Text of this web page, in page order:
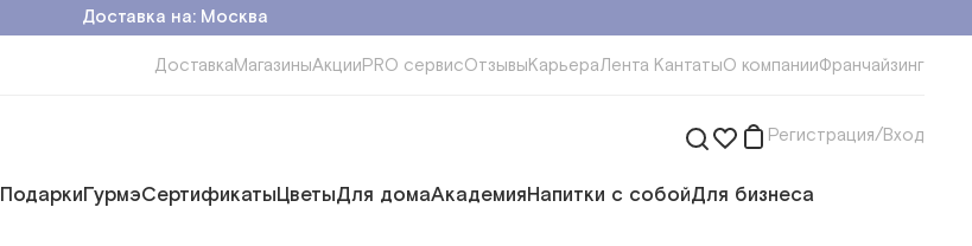
Доставка на: Москва
ДоставкаМагазиныАкцииPRO сервисОтзывыКарьераЛента КантатыО компанииФранчайзинг
Регистрация/Вход
ПодаркиГурмэСертификатыЦветыДля домаАкадемияНапитки с собойДля бизнеса